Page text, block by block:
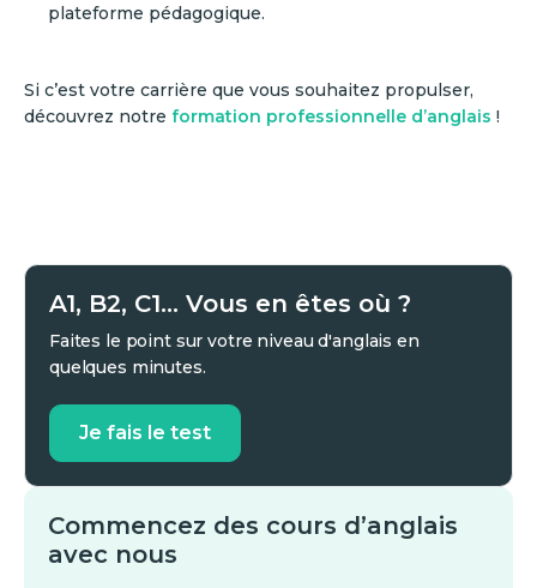
plateforme pédagogique.
Si c’est votre carrière que vous souhaitez propulser,
découvrez notre formation professionnelle d’anglais !
A1, B2, C1... Vous en êtes où ?
Faites le point sur votre niveau d'anglais en
quelques minutes.
Je fais le test
Commencez des cours d’anglais
avec nous